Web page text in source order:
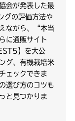
会が発表した最
グの評価方法や
ながら、“本当
に通販サイト
】を大公
グ、有機栽培米
ェックできま
選び方のコツも
と見つかりま